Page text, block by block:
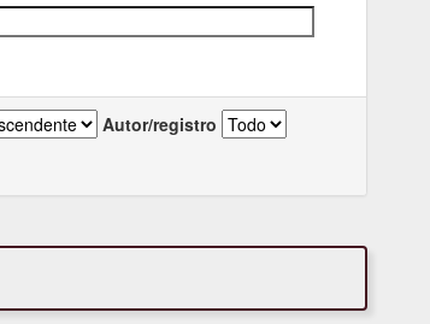
Autor/registro